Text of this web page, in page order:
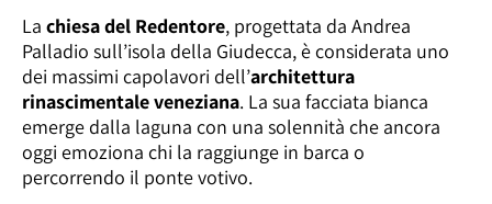
La chiesa del Redentore, progettata da Andrea
Palladio sull’isola della Giudecca, è considerata uno
dei massimi capolavori dell’architettura
rinascimentale veneziana. La sua facciata bianca
emerge dalla laguna con una solennità che ancora
oggi emoziona chi la raggiunge in barca o
percorrendo il ponte votivo.